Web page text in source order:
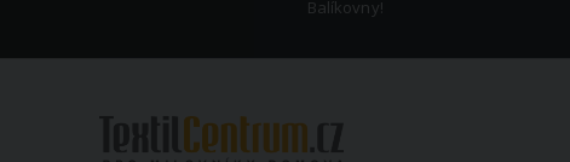
Balíkovny!